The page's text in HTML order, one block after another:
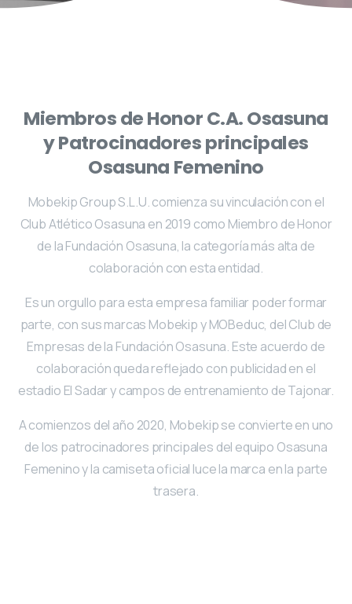
MiembrosdeHonorC.A.Osasuna
y Patrocinadoresprincipales
Osasuna Femenino
Mobekip Group S.L.U. comienza su vinculación con el
Club Atlético Osasuna en 2019 como Miembro de Honor
de la Fundación Osasuna, la categoría más alta de
colaboración con esta entidad.
Es un orgullo para esta empresa familiar poder formar
parte, con sus marcas Mobekip y MOBeduc, del Club de
Empresas de la Fundación Osasuna. Este acuerdo de
colaboración queda reflejado con publicidad en el
estadio El Sadar y campos de entrenamiento de Tajonar.
A comienzos del año 2020, Mobekip se convierte en uno
de los patrocinadores principales del equipo Osasuna
Femenino y la camiseta oficial luce la marca en la parte
trasera.